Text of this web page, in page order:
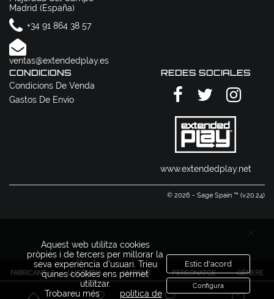
FABRICANT LLICÈNCIA MARQUE PERSONATGE GÈNERE
Madrid (España)
+34 91 864 38 57
ventas@extendedplay.es
CONDICIONS
Condicions De Venda
Gastos De Envío
REDES SOCIALES
www.extendedplay.net
© 2026 - Sage Spain ™ (v.20.24)
Aquest web utilitza cookies
pròpies i de tercers per millorar la
seva experiència d'usuari. Trieu
quines cookies ens permet
utilitzar.
Trobareu més
política de
Estic d'acord
Configura